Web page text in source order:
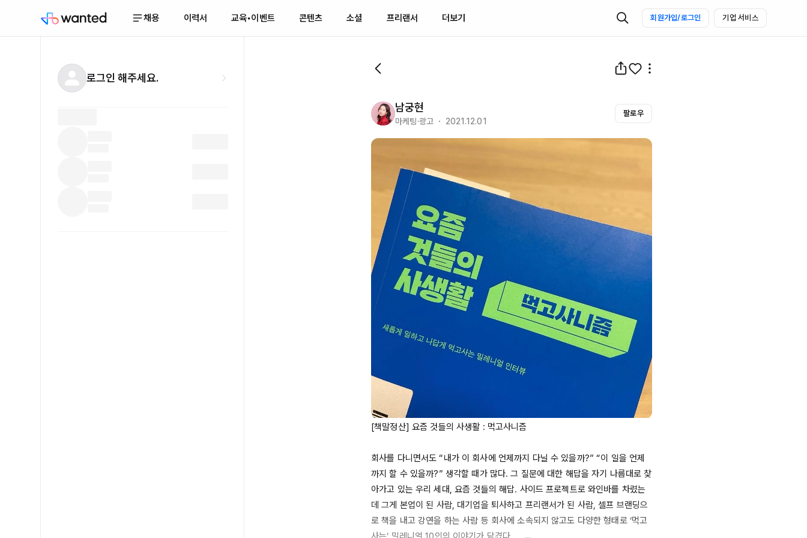
채용 이력서 교육•이벤트 콘텐츠 소셜 프리랜서 더보기 회원가입/로그인 기업 서비스
로그인 해주세요.
남궁현
마케팅·광고 ・ 2021.12.01
팔로우
[책말정산] 요즘 것들의 사생활 : 먹고사니즘
회사를 다니면서도 “내가 이 회사에 언제까지 다닐 수 있을까?” “이 일을 언제
까지 할 수 있을까?” 생각할 때가 많다. 그 질문에 대한 해답을 자기 나름대로 찾
아가고 있는 우리 세대, 요즘 것들의 해답. 사이드 프로젝트로 와인바를 차렸는
데 그게 본업이 된 사람, 대기업을 퇴사하고 프리랜서가 된 사람, 셀프 브랜딩으
로 책을 내고 강연을 하는 사람 등 회사에 소속되지 않고도 다양한 형태로 ‘먹고